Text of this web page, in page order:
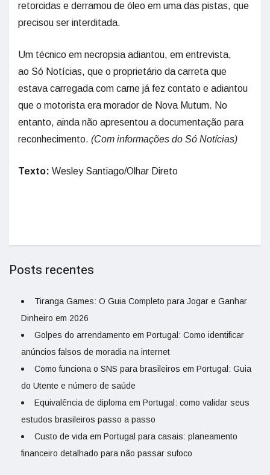
retorcidas e derramou de óleo em uma das pistas, que
precisou ser interditada.
Um técnico em necropsia adiantou, em entrevista,
ao Só Notícias, que o proprietário da carreta que
estava carregada com carne já fez contato e adiantou
que o motorista era morador de Nova Mutum. No
entanto, ainda não apresentou a documentação para
reconhecimento. (Com informações do Só Notícias)
Texto: Wesley Santiago/Olhar Direto
Posts recentes
Tiranga Games: O Guia Completo para Jogar e Ganhar
Dinheiro em 2026
Golpes do arrendamento em Portugal: Como identificar
anúncios falsos de moradia na internet
Como funciona o SNS para brasileiros em Portugal: Guia
do Utente e número de saúde
Equivalência de diploma em Portugal: como validar seus
estudos brasileiros passo a passo
Custo de vida em Portugal para casais: planeamento
financeiro detalhado para não passar sufoco